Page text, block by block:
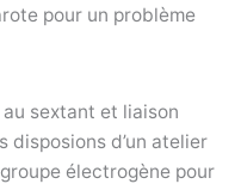
pour un problème
sextant et liaison
disposions d’un atelier
électrogène pour